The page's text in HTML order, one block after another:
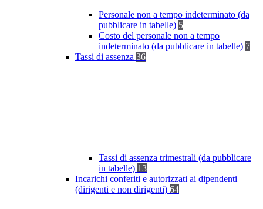
Personale non a tempo indeterminato (da
pubblicare in tabelle) 5
Costo del personale non a tempo
indeterminato (da pubblicare in tabelle) 7
Tassi di assenza 36
Tassi di assenza trimestrali (da pubblicare
in tabelle) 13
Incarichi conferiti e autorizzati ai dipendenti
(dirigenti e non dirigenti) 64